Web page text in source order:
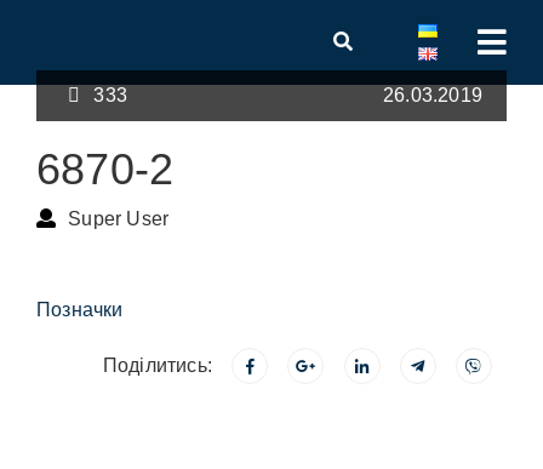
333 26.03.2019
6870-2
Super User
Позначки
Поділитись: